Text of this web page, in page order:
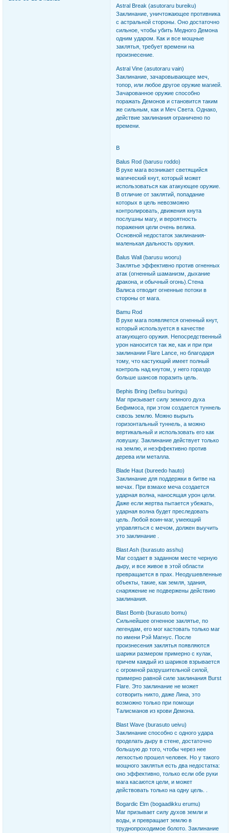
Astral Break (asutoraru bureiku)
Заклинание, уничтожающее противника
с астральной стороны. Оно достаточно
сильное, чтобы убить Медного Демона
одним ударом. Как и все мощные
заклятья, требует времени на
произнесение.
Astral Vine (asutoraru vain)
Заклинание, зачаровывающее меч,
топор, или любое другое оружие магией.
Зачарованное оружие способно
поражать Демонов и становится таким
же сильным, как и Меч Света. Однако,
действие заклинания ограничено по
времени.
B
Balus Rod (barusu roddo)
В руке мага возникает светящийся
магический кнут, который может
использоваться как атакующее оружие.
В отличие от заклятий, попадание
которых в цель невозможно
контролировать, движения кнута
послушны магу, и вероятность
поражения цели очень велика.
Основной недостаток заклинания-
маленькая дальность оружия.
Balus Wall (barusu wooru)
Заклятье эффективно против огненных
атак (огненный шаманизм, дыхание
дракона, и обычный огонь).Стена
Валиса отводит огненные потоки в
стороны от мага.
Bamu Rod
В руке мага появляется огненный кнут,
который используется в качестве
атакующего оружия. Непосредственный
урон наносится так же, как и при при
заклинании Flare Lance, но благодаря
тому, что кастующий имеет полный
контроль над кнутом, у него гораздо
больше шансов поразить цель.
Bephis Bring (befisu buringu)
Маг призывает силу земного духа
Бефимоса, при этом создается туннель
сквозь землю. Можно вырыть
горизонтальный туннель, а можно
вертикальный и использовать его как
ловушку. Заклинание действует только
на землю, и неэффективно против
дерева или металла.
Blade Haut (bureedo hauto)
Заклинание для поддержки в битве на
мечах. При взмахе меча создается
ударная волна, наносящая урон цели.
Даже если жертва пытается убежать,
ударная волна будет преследовать
цель. Любой воин-маг, умеющий
управляться с мечом, должен выучить
это заклинание .
Blast Ash (burasuto asshu)
Маг создает в заданном месте черную
дыру, и все живое в этой области
превращается в прах. Неодушевленные
объекты, такие, как земля, здания,
снаряжение не подвержены действию
заклинания.
Blast Bomb (burasuto bomu)
Сильнейшее огненное заклятье, по
легендам, его мог кастовать только маг
по имени Рэй Магнус. После
произнесения заклятья появляются
шарики размером примерно с кулак,
причем каждый из шариков взрывается
с огромной разрушительной силой,
примерно равной силе заклинания Burst
Flare. Это заклинание не может
сотворить никто, даже Лина, это
возможно только при помощи
Талисманов из крови Демона.
Blast Wave (burasuto ueivu)
Заклинание способно с одного удара
проделать дыру в стене, достаточно
большую до того, чтобы через нее
легкостью прошел человек. Но у такого
мощного заклятья есть два недостатка:
оно эффективно, только если обе руки
мага касаются цели, и может
действовать только на одну цель. .
Bogardic Elm (bogaadikku erumu)
Маг призывает силу духов земли и
воды, и превращает землю в
труднопроходимое болото. Заклинание